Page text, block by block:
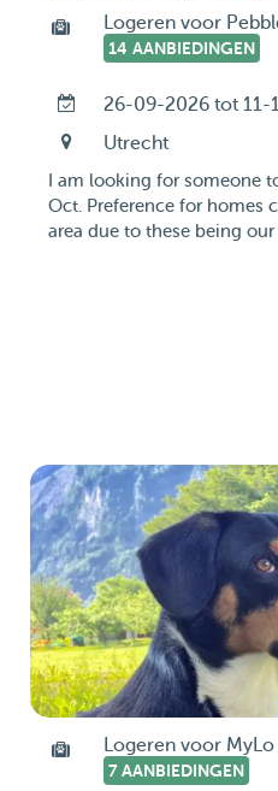
Logeren voor
14 AANBIEDINGEN
26-09-2026 tot 11-
Utrecht
I am looking for someone
Oct. Preference for homes
area due to these being
Logeren voor MyLo
7 AANBIEDINGEN